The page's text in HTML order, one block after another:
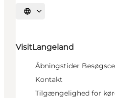
Vælg sprog
VisitLangeland
Åbningstider
Kontakt
Tilgængelighed for